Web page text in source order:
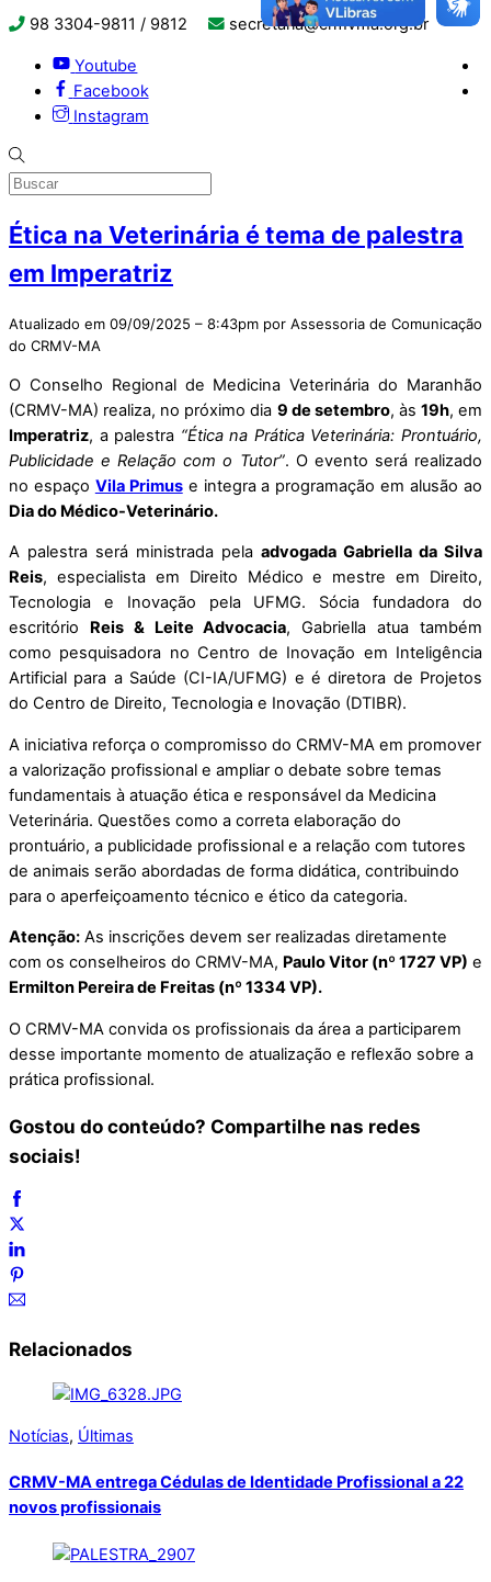
98 3304-9811 / 9812 secretaria@crmvma.org.br
Youtube
Facebook
Instagram
Ética na Veterinária é tema de palestra
em Imperatriz
Atualizado em 09/09/2025 – 8:43pm por Assessoria de Comunicação
do CRMV-MA
O Conselho Regional de Medicina Veterinária do Maranhão
(CRMV-MA) realiza, no próximo dia 9 de setembro, às 19h, em
Imperatriz, a palestra “Ética na Prática Veterinária: Prontuário,
Publicidade e Relação com o Tutor”. O evento será realizado
no espaço Vila Primuse integra a programação em alusão ao
Dia do Médico-Veterinário.
A palestra será ministrada pela advogada Gabriella da Silva
Reis, especialista em Direito Médico e mestre em Direito,
Tecnologia e Inovação pela UFMG. Sócia fundadora do
escritório Reis & Leite Advocacia, Gabriella atua também
como pesquisadora no Centro de Inovação em Inteligência
Artificial para a Saúde (CI-IA/UFMG) e é diretora de Projetos
do Centro de Direito, Tecnologia e Inovação (DTIBR).
A iniciativa reforça o compromisso do CRMV-MA em promover
a valorização profissional e ampliar o debate sobre temas
fundamentais à atuação ética e responsável da Medicina
Veterinária. Questões como a correta elaboração do
prontuário, a publicidade profissional e a relação com tutores
de animais serão abordadas de forma didática, contribuindo
para o aperfeiçoamento técnico e ético da categoria.
Atenção: As inscrições devem ser realizadas diretamente
com os conselheiros do CRMV-MA, Paulo Vitor (nº 1727 VP) e
Ermilton Pereira de Freitas (nº 1334 VP).
O CRMV-MA convida os profissionais da área a participarem
desse importante momento de atualização e reflexão sobre a
prática profissional.
Gostou do conteúdo? Compartilhe nas redes
sociais!
Relacionados
Notícias, Últimas
CRMV-MA entrega Cédulas de Identidade Profissional a 22
novos profissionais